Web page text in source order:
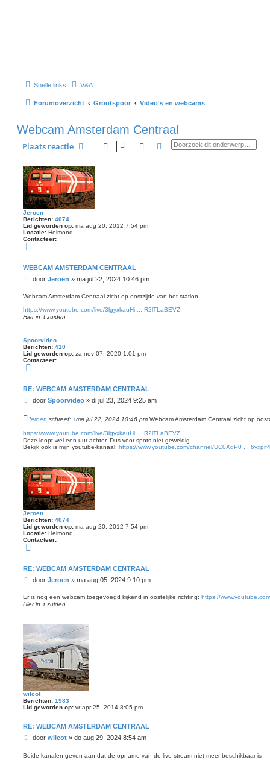
Snelle links V&A
Forumoverzicht Grootspoor Video's en webcams
Webcam Amsterdam Centraal
Plaats reactie Zoek Uitgebreid zoeken
Jeroen
Berichten: 4074
Lid geworden op: ma aug 20, 2012 7:54 pm
Locatie: Helmond
Contacteer:
t
a
c
e
J
e
n
WEBCAM AMSTERDAM CENTRAAL
B
r
c
h
door Jeroen » ma jul 22, 2024 10:46 pm
Webcam Amsterdam Centraal zicht op oostzijde van het station.
https://www.youtube.com/live/3lgyxkauHi ... R2lTLaBEVZ
Hier in 't zuiden
Spoorvideo
Berichten: 410
Lid geworden op: za nov 07, 2020 1:01 pm
Contacteer:
t
a
c
e
S
p
o
o
i
d
e
o
RE: WEBCAM AMSTERDAM CENTRAAL
B
r
c
h
t
door Spoorvideo» di jul 23, 2024 9:25 am
Jeroen schreef: ↑ma jul 22, 2024 10:46 pm Webcam Amsterdam Centraal zicht op
https://www.youtube.com/live/3lgyxkauHi ... R2lTLaBEVZ
Deze loopt wel een uur achter. Dus voor spots niet geweldig
Bekijk ook is mijn youtube-kanaal: https://www.youtube.com/channel/UC0XdP0 ...
Jeroen
Berichten: 4074
Lid geworden op: ma aug 20, 2012 7:54 pm
Locatie: Helmond
Contacteer:
t
a
c
e
r
r
n
RE: WEBCAM AMSTERDAM CENTRAAL
B
r
i
door Jeroen » ma aug 05, 2024 9:10 pm
Er is nog een webcam toegevoegd kijkend in oostelijke richting: https://
Hier in 't zuiden
wilcot
Berichten: 1983
Lid geworden op: vr apr 25, 2014 8:05 pm
RE: WEBCAM AMSTERDAM CENTRAAL
B
r
door wilcot» do aug 29, 2024 8:54 am
Beide kanalen geven aan dat de opname van de live stream niet meer beschikbaar is